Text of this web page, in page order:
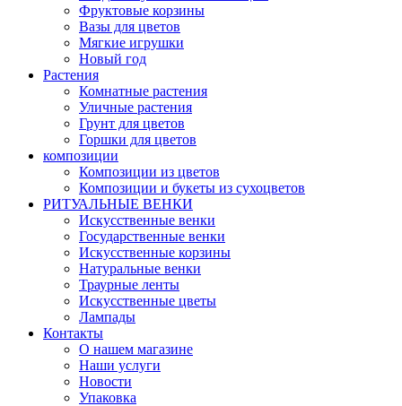
Фруктовые корзины
Вазы для цветов
Мягкие игрушки
Новый год
Растения
Комнатные растения
Уличные растения
Грунт для цветов
Горшки для цветов
композиции
Композиции из цветов
Композиции и букеты из сухоцветов
РИТУАЛЬНЫЕ ВЕНКИ
Искусственные венки
Государственные венки
Искусственные корзины
Натуральные венки
Траурные ленты
Искусственные цветы
Лампады
Контакты
О нашем магазине
Наши услуги
Новости
Упаковка